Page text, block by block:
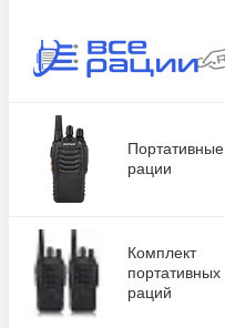
Портативные
рации
Комплект
портативных
раций